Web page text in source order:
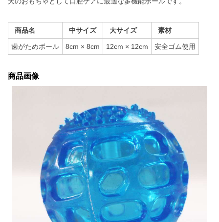
商品名 中サイズ 大サイズ 素材
歯がためボール 8cm × 8cm 12cm × 12cm 安全ゴム使用
商品画像